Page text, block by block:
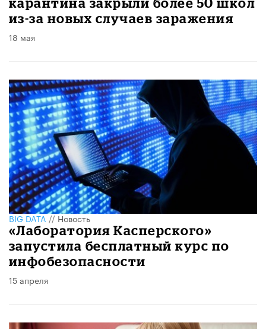
из-за новых случаев заражения
18 мая
BIG DATA//Новость
«Лаборатория Касперского»
запустила бесплатный курс по
инфобезопасности
15 апреля